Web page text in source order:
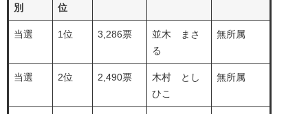
別
位
当選 1位 3,286票
並木 まさ
る
無所属
当選 2位 2,490票
木村 とし
ひこ
無所属